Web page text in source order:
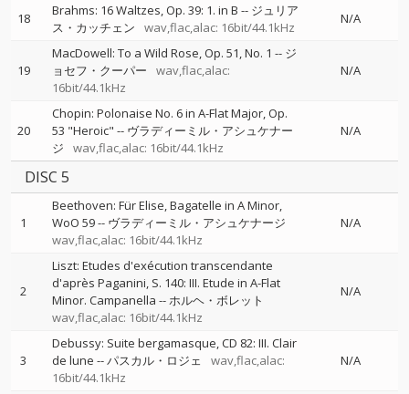
18 Brahms: 16 Waltzes, Op. 39: 1. in B -- ジュリア
ス・カッチェン
wav,flac,alac: 16bit/44.1kHz
N/A
19
MacDowell: To a Wild Rose, Op. 51, No. 1 -- ジ
ョセフ・クーパー
wav,flac,alac:
16bit/44.1kHz
N/A
20
Chopin: Polonaise No. 6 in A-Flat Major, Op.
53 "Heroic" -- ヴラディーミル・アシュケナー
ジ
wav,flac,alac: 16bit/44.1kHz
N/A
DISC 5
1
Beethoven: Für Elise, Bagatelle in A Minor,
WoO 59-- ヴラディーミル・アシュケナージ
wav,flac,alac: 16bit/44.1kHz
N/A
2
Liszt: Etudes d'exécution transcendante
d'après Paganini, S. 140: III. Etude in A-Flat
Minor. Campanella --ホルヘ・ボレット
wav,flac,alac: 16bit/44.1kHz
N/A
3
Debussy: Suite bergamasque, CD 82: III. Clair
de lune --パスカル・ロジェ
wav,flac,alac:
16bit/44.1kHz
N/A